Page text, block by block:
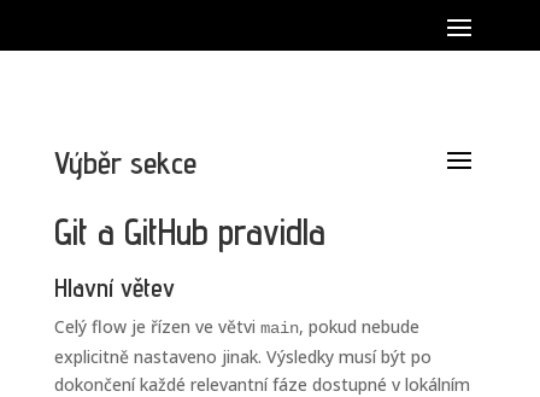
Výběr sekce
Git a GitHub pravidla
Hlavní větev
Celý flow je řízen ve větvi main, pokud nebude
explicitně nastaveno jinak. Výsledky musí být po
dokončení každé relevantní fáze dostupné v lokálním